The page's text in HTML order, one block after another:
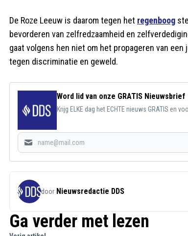
De Roze Leeuw is daarom tegen het regenboog
bevorderen van zelfredzaamheid en
gaat volgens hen niet om het propageren van
tegen discriminatie en geweld.
Word lid van onze GRATIS Nieuwsbrief
Krijg ELKE dag het ECHTE nieuws GRATIS en
door Nieuwsredactie DDS
Ga verder met lezen